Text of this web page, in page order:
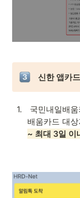
신한 앱카
1.
배움카드 대
~ 최대 3일 이